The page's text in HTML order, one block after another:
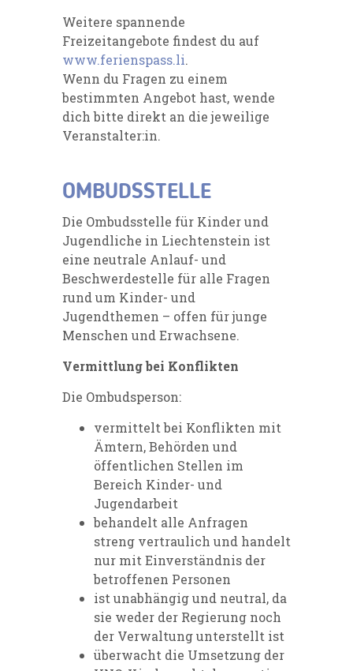
Weitere spannende
Freizeitangebote findest du auf
www.ferienspass.li.
Wenn du Fragen zu einem
bestimmten Angebot hast, wende
dich bitte direkt an die jeweilige
Veranstalter:in.
OMBUDSSTELLE
Die Ombudsstelle für Kinder und
Jugendliche in Liechtenstein ist
eine neutrale Anlauf- und
Beschwerdestelle für alle Fragen
rund um Kinder- und
Jugendthemen – offen für junge
Menschen und Erwachsene.
Vermittlung bei Konflikten
Die Ombudsperson:
vermittelt bei Konflikten mit
Ämtern, Behörden und
öffentlichen Stellen im
Bereich Kinder- und
Jugendarbeit
behandelt alle Anfragen
streng vertraulich und handelt
nur mit Einverständnis der
betroffenen Personen
ist unabhängig und neutral, da
sie weder der Regierung noch
der Verwaltung unterstellt ist
überwacht die Umsetzung der